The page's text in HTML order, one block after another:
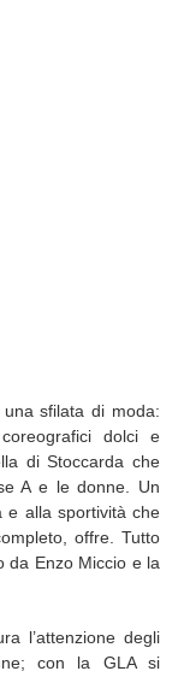
sfilata di moda:
dolci e
di Stoccarda che
A e le donne. Un
e alla sportività che
offre. Tutto
da Enzo Miccio e la
l’attenzione degli
con la GLA si